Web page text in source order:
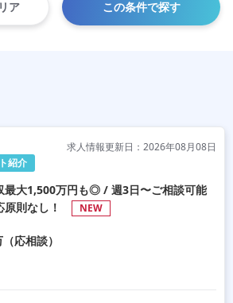
ア この条件で探す
紹介
求人情報更新日：2026年08月08日
最大1,500万円も◎ / 週3日〜ご相談可能
則なし！
NEW
応相談）